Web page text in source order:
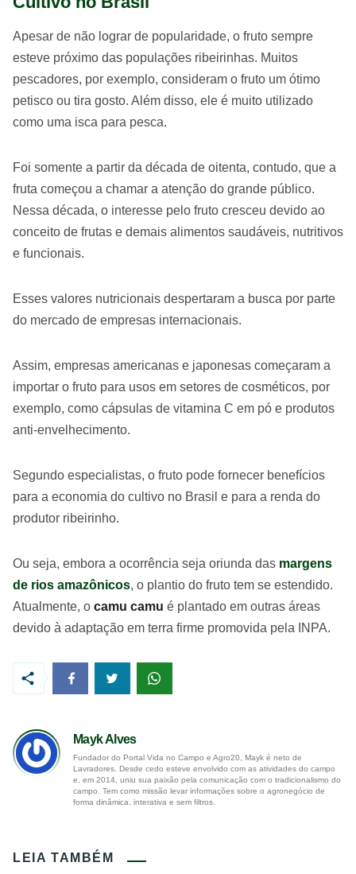
Apesar de não lograr de popularidade, o fruto sempre
esteve próximo das populações ribeirinhas. Muitos
pescadores, por exemplo, consideram o fruto um ótimo
petisco ou tira gosto. Além disso, ele é muito utilizado
como uma isca para pesca.
Foi somente a partir da década de oitenta, contudo, que a
fruta começou a chamar a atenção do grande público.
Nessa década, o interesse pelo fruto cresceu devido ao
conceito de frutas e demais alimentos saudáveis, nutritivos
e funcionais.
Esses valores nutricionais despertaram a busca por parte
do mercado de empresas internacionais.
Assim, empresas americanas e japonesas começaram a
importar o fruto para usos em setores de cosméticos, por
exemplo, como cápsulas de vitamina C em pó e produtos
anti-envelhecimento.
Segundo especialistas, o fruto pode fornecer benefícios
para a economia do cultivo no Brasil e para a renda do
produtor ribeirinho.
Ou seja, embora a ocorrência seja oriunda das margens
de rios amazônicos, o plantio do fruto tem se estendido.
Atualmente, o camu camu é plantado em outras áreas
devido à adaptação em terra firme promovida pela INPA.
Mayk Alves
Fundador do Portal Vida no Campo e Agro20, Mayk é neto de
Lavradores. Desde cedo esteve envolvido com as atividades do campo
e, em 2014, uniu sua paixão pela comunicação com o tradicionalismo do
campo. Tem como missão levar informações sobre o agronegócio de
forma dinâmica, interativa e sem filtros.
LEIA TAMBÉM